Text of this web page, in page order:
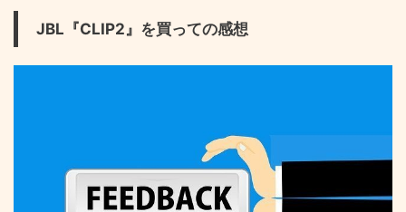
JBL『CLIP2』を買っての感想